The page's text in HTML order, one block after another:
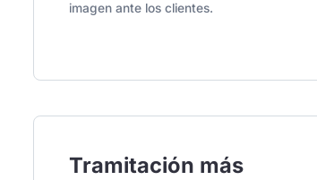
imagen ante los clientes.
Tramitación más